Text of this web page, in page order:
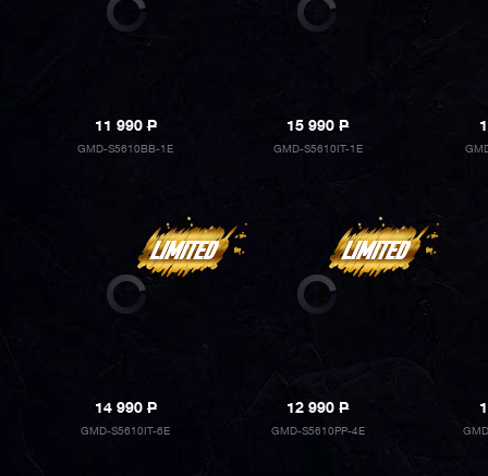
11 990P
GMD-S5610BB-1E
15 990P
GMD-S5610IT-1E
14 990P
GMD-S5610IT-6E
12 990P
GMD-S5610PP-4E